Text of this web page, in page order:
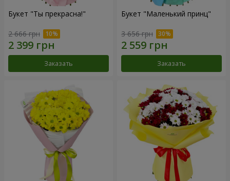
Букет "Ты прекрасна!"
2 666 грн
Заказать
Букет "Маленький принц"
3 656 грн
Заказать